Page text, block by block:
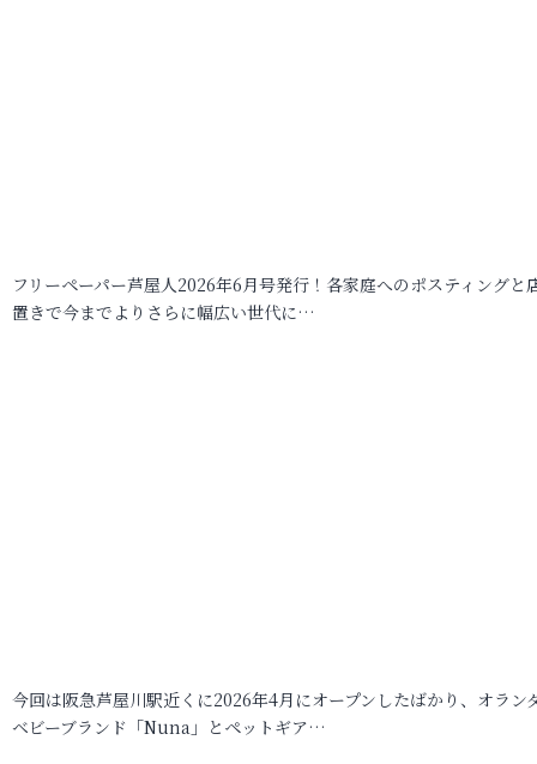
フリーペーパー芦屋人2026年6月号発行！各家庭へのポスティングと
置きで今までよりさらに幅広い世代に…
今回は阪急芦屋川駅近くに2026年4月にオープンしたばかり、オラン
ベビーブランド「Nuna」とペットギア…